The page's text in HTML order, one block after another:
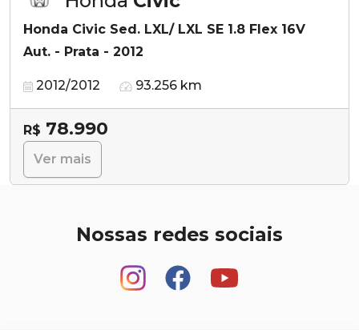
Honda Civic Sed. LXL/ LXL SE 1.8 Flex 16V
Aut. - Prata - 2012
2012/2012 93.256 km
R$ 78.990
Ver mais
Nossas redes sociais